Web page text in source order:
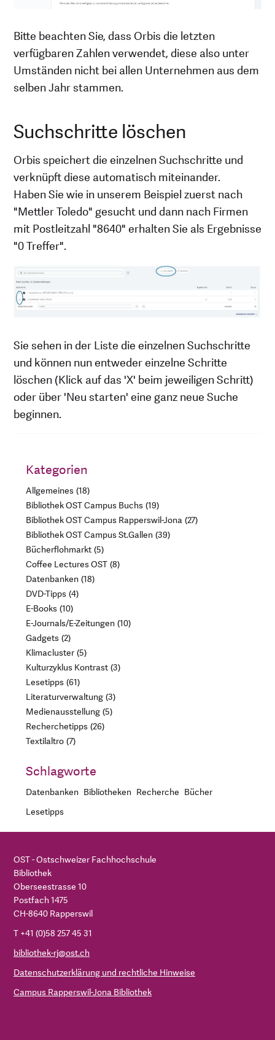
Bitte beachten Sie, dass Orbis die letzten
verfügbaren Zahlen verwendet, diese also unter
Umständen nicht bei allen Unternehmen aus dem
selben Jahr stammen.
Suchschritte löschen
Orbis speichert die einzelnen Suchschritte und
verknüpft diese automatisch miteinander.
Haben Sie wie in unserem Beispiel zuerst nach
"Mettler Toledo" gesucht und dann nach Firmen
mit Postleitzahl "8640" erhalten Sie als Ergebnisse
"0 Treffer".
Sie sehen in der Liste die einzelnen Suchschritte
und können nun entweder einzelne Schritte
löschen (Klick auf das 'X' beim jeweiligen Schritt)
oder über 'Neu starten' eine ganz neue Suche
beginnen.
Kategorien
Allgemeines 18
Bibliothek OST Campus Buchs 19
Bibliothek OST Campus Rapperswil-Jona 27
Bibliothek OST Campus St.Gallen 39
Bücherflohmarkt 5
Coffee Lectures OST 8
Datenbanken 18
DVD-Tipps 4
E-Books 10
E-Journals/E-Zeitungen 10
Gadgets 2
Klimacluster 5
Kulturzyklus Kontrast 3
Lesetipps 61
Literaturverwaltung 3
Medienausstellung 5
Recherchetipps 26
Textilaltro 7
Schlagworte
Datenbanken Bibliotheken Recherche Bücher
Lesetipps
OST - Ostschweizer Fachhochschule
Bibliothek
Oberseestrasse 10
Postfach 1475
CH-8640 Rapperswil
T +41 (0)58 257 45 31
bibliothek-rj@ost.ch
Datenschutzerklärung und rechtliche Hinweise
Campus Rapperswil-Jona Bibliothek